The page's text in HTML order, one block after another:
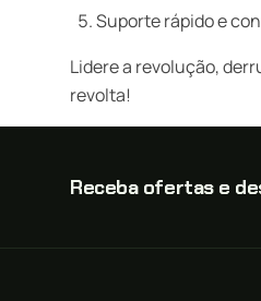
Suporte rápido e
Lidere a revolução,
revolta!
Receba ofertas e